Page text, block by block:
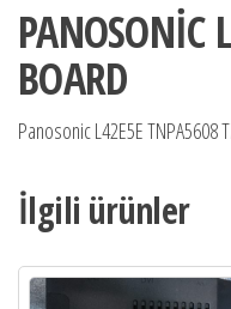
PANOSONİC
BOARD
Panosonic L42E5E
İlgili ürünler